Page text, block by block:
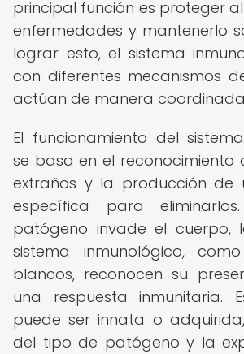
principal función es proteger
enfermedades y mantenerlo
lograr esto, el sistema
con diferentes mecanismos
actúan de manera
El funcionamiento del
se basa en el reconocimiento
extraños y la producción de
específica para
patógeno invade el cuerpo,
sistema inmunológico,
blancos, reconocen su
una respuesta inmunitaria.
puede ser innata o
del tipo de patógeno y la